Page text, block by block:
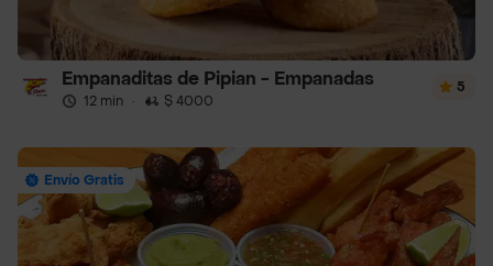
Empanaditas de Pipian - Empanadas
12 min · $ 4000
5
Envío Gratis